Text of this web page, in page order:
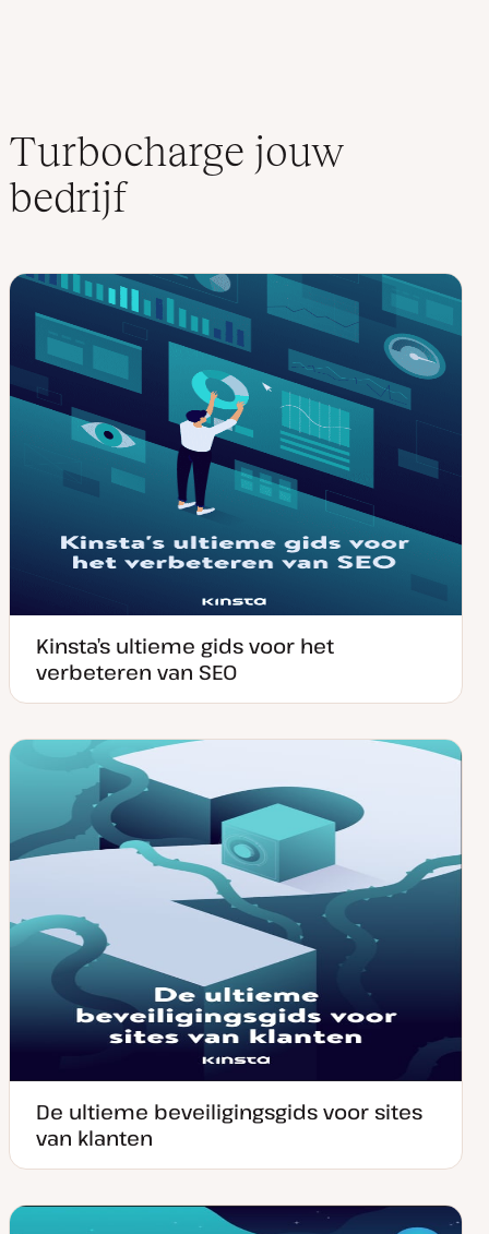
Turbocharge jouw
bedrijf
Kinsta’s ultieme gids voor het
verbeteren van SEO
De ultieme beveiligingsgids voor sites
van klanten